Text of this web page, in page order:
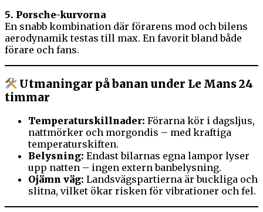
5. Porsche-kurvorna
En snabb kombination där förarens mod och bilens
aerodynamik testas till max. En favorit bland både
förare och fans.
Utmaningar på banan under Le Mans 24
timmar
Temperaturskillnader: Förarna kör i dagsljus,
nattmörker och morgondis – med kraftiga
temperaturskiften.
Belysning: Endast bilarnas egna lampor lyser
upp natten – ingen extern banbelysning.
Ojämn väg: Landsvägspartierna är buckliga och
slitna, vilket ökar risken för vibrationer och fel.